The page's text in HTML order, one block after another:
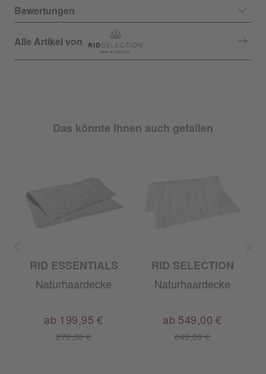
Bewertungen
Alle Artikel von
Das könnte Ihnen auch gefallen
RID ESSENTIALS
Naturhaardecke
279,00 €
ab 199,95 €
RID SELECTION
Naturhaardecke
649,00 €
ab 549,00 €